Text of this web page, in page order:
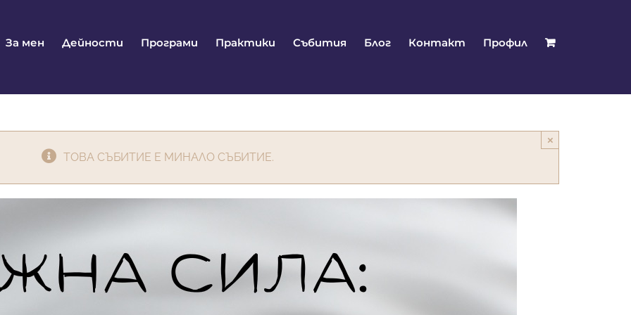
За мен Дейности Програми Практики Събития Блог Контакт Профил
ТОВА СЪБИТИЕ Е МИНАЛО СЪБИТИЕ.
×